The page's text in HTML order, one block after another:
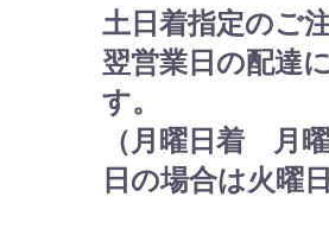
土日着指定のご注
翌営業日の配達
す。
（月曜日着 月
日の場合は火曜日